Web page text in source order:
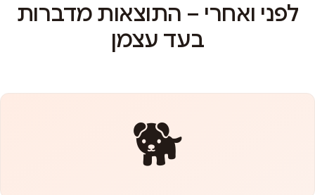
לפני ואחרי – התוצאות מדברות
בעד עצמן
🐕